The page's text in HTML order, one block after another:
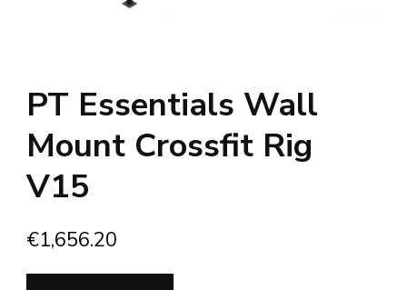
PT Essentials Wall
Mount Crossfit Rig
V15
€1,656.20